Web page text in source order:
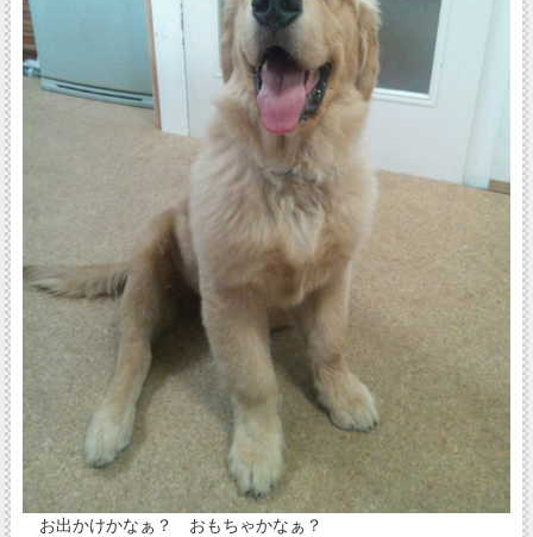
お出かけかなぁ？ おもちゃかなぁ？